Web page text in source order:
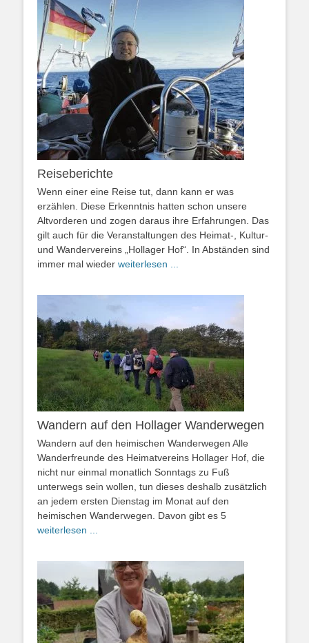
Reiseberichte
Wenn einer eine Reise tut, dann kann er was
erzählen. Diese Erkenntnis hatten schon unsere
Altvorderen und zogen daraus ihre Erfahrungen. Das
gilt auch für die Veranstaltungen des Heimat-, Kultur-
und Wandervereins „Hollager Hof“. In Abständen sind
immer mal wieder weiterlesen ...
Wandern auf den Hollager Wanderwegen
Wandern auf den heimischen Wanderwegen Alle
Wanderfreunde des Heimatvereins Hollager Hof, die
nicht nur einmal monatlich Sonntags zu Fuß
unterwegs sein wollen, tun dieses deshalb zusätzlich
an jedem ersten Dienstag im Monat auf den
heimischen Wanderwegen. Davon gibt es 5
weiterlesen ...